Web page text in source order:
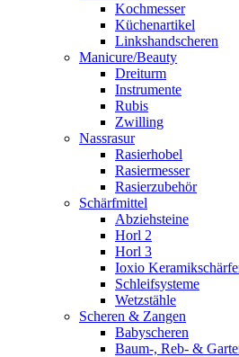
Kochmesser
Küchenartikel
Linkshandscheren
Manicure/Beauty
Dreiturm
Instrumente
Rubis
Zwilling
Nassrasur
Rasierhobel
Rasiermesser
Rasierzubehör
Schärfmittel
Abziehsteine
Horl 2
Horl 3
Ioxio
Schleifsysteme
Wetzstähle
Scheren & Zangen
Babyscheren
Baum-, Reb- &